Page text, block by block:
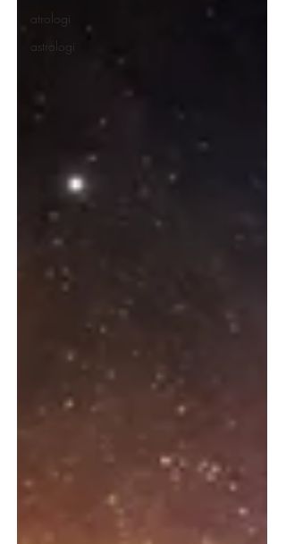
atrologi
astrologi